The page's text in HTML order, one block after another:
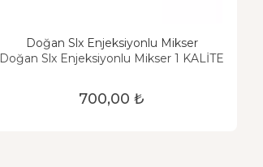
Doğan Slx Enjeksiyonlu Mikser
Doğan Slx Enjeksiyonlu Mikser 1 KALİTE
700,00 ₺